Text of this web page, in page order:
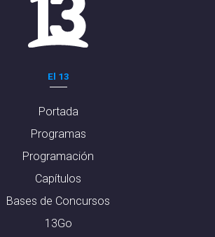
El 13
Portada
Programas
Programación
Capítulos
Bases de Concursos
13Go